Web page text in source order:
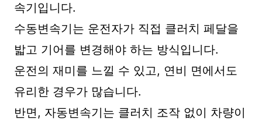
속기입니다.
수동변속기는 운전자가 직접 클러치 페달을
밟고 기어를 변경해야 하는 방식입니다.
운전의 재미를 느낄 수 있고, 연비 면에서도
유리한 경우가 많습니다.
반면, 자동변속기는 클러치 조작 없이 차량이